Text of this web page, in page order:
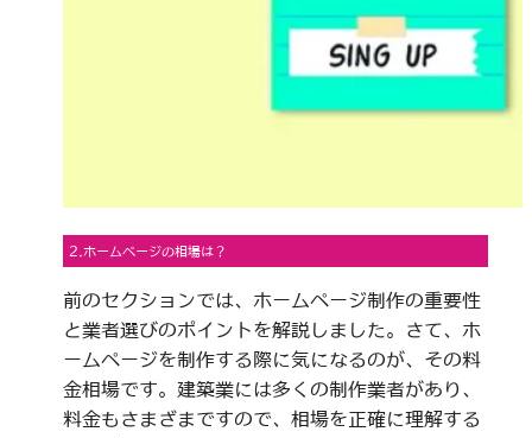
2.ホームページの相場は？
前のセクションでは、ホームページ制作の重要性
と業者選びのポイントを解説しました。さて、ホ
ームページを制作する際に気になるのが、その料
金相場です。建築業には多くの制作業者があり、
料金もさまざまですので、相場を正確に理解する